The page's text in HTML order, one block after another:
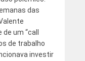
das
um “call
de trabalho
investir